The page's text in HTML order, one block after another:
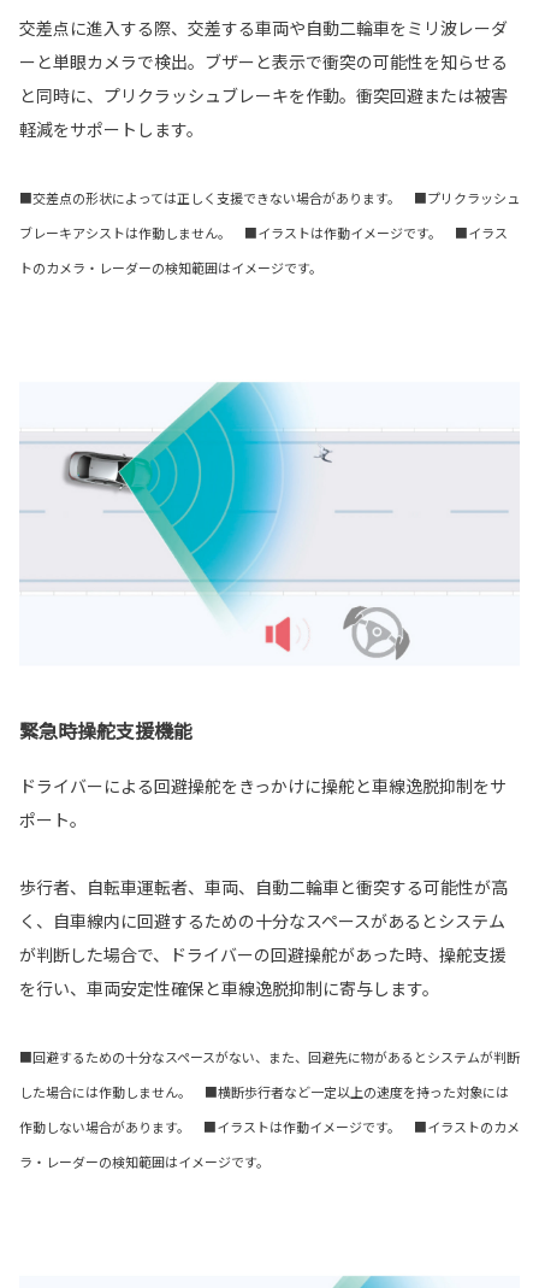
交差点に進入する際、交差する車両や自動二輪車をミリ波レーダ
ーと単眼カメラで検出。ブザーと表示で衝突の可能性を知らせる
と同時に、プリクラッシュブレーキを作動。衝突回避または被害
軽減をサポートします。
■交差点の形状によっては正しく支援できない場合があります。 ■プリクラッシュ
ブレーキアシストは作動しません。 ■イラストは作動イメージです。 ■イラス
トのカメラ・レーダーの検知範囲はイメージです。
緊急時操舵支援機能
ドライバーによる回避操舵をきっかけに操舵と車線逸脱抑制をサ
ポート。
歩行者、自転車運転者、車両、自動二輪車と衝突する可能性が高
く、自車線内に回避するための十分なスペースがあるとシステム
が判断した場合で、ドライバーの回避操舵があった時、操舵支援
を行い、車両安定性確保と車線逸脱抑制に寄与します。
■回避するための十分なスペースがない、また、回避先に物があるとシステムが判断
した場合には作動しません。 ■横断歩行者など一定以上の速度を持った対象には
作動しない場合があります。 ■イラストは作動イメージです。 ■イラストのカメ
ラ・レーダーの検知範囲はイメージです。